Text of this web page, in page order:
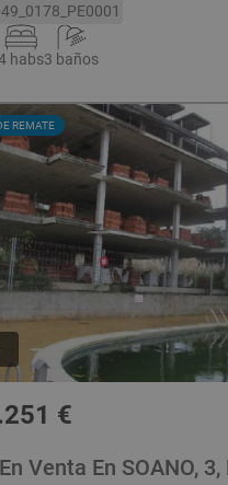
habs3 baños
REMATE
€
Venta En SOANO, 3,